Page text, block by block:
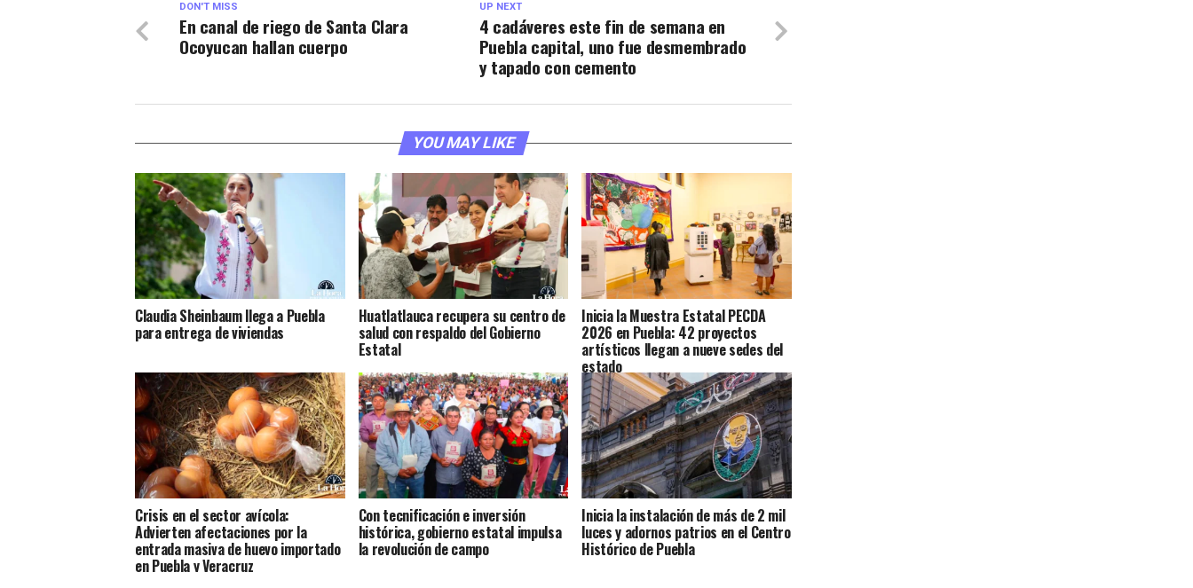
UP NEXT
4 cadáveres este fin de semana en
Puebla capital, uno fue desmembrado
y tapado con cemento
DON'T MISS
En canal de riego de Santa Clara
Ocoyucan hallan cuerpo
YOU MAY LIKE
Claudia Sheinbaum llega a Puebla
para entrega de viviendas
Huatlatlauca recupera su centro de
salud con respaldo del Gobierno
Estatal
Inicia la Muestra Estatal PECDA
2026 en Puebla: 42 proyectos
artísticos llegan a nueve sedes del
estado
Crisis en el sector avícola:
Advierten afectaciones por la
entrada masiva de huevo importado
en Puebla y Veracruz
Con tecnificación e inversión
histórica, gobierno estatal impulsa
la revolución de campo
Inicia la instalación de más de 2 mil
luces y adornos patrios en el Centro
Histórico de Puebla